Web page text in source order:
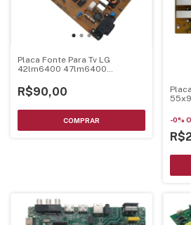
Placa Fonte Para Tv LG
42lm6400 47lm6400
R$90,00
-0%